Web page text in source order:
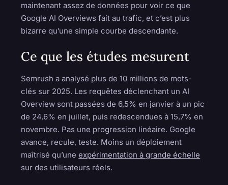
maintenant assez de données pour voir ce que
Google AI Overviews fait au trafic, et c’est plus
bizarre qu’une simple courbe descendante.
Ce que les études mesurent
Semrush a analysé plus de 10 millions de mots-
clés sur 2025. Les requêtes déclenchant un AI
Overview sont passées de 6,5% en janvier à un pic
de 24,6% en juillet, puis redescendues à 15,7% en
novembre. Pas une progression linéaire. Google
avance, recule, teste. Moins un déploiement
maîtrisé qu’uneexpérimentation à grande échelle
sur des utilisateurs réels.